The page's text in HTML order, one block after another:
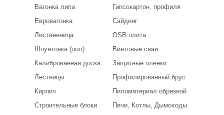
Вагонка липа
Евровагонка
Лиственница
Шпунтовка (пол)
Калиброванная доска
Лестницы
Кирпич
Строительные блоки
Гипсокартон, профиля
Сайдинг
OSB плита
Винтовые сваи
Защитные пленки
Профилированный брус
Пиломатериал обрезной
Печи, Котлы, Дымоходы